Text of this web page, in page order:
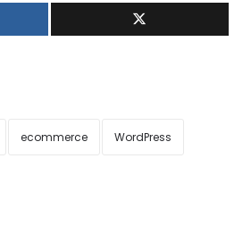
ecommerce WordPress